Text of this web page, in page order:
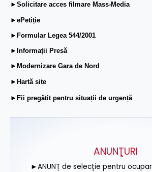
►Solicitare acces filmare Mass-Media
►ePetiție
►Formular Legea 544/2001
►Informații Presă
►Modernizare Gara de Nord
►Hartă site
►Fii pregătit pentru situații de urgență
ANUNŢURI
►ANUNȚ de selecție pentru